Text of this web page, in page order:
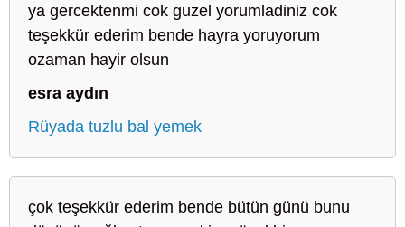
ya gercektenmi cok guzel yorumladiniz cok
teşekkür ederim bende hayra yoruyorum
ozaman hayir olsun
esra aydın
Rüyada tuzlu bal yemek
çok teşekkür ederim bende bütün günü bunu